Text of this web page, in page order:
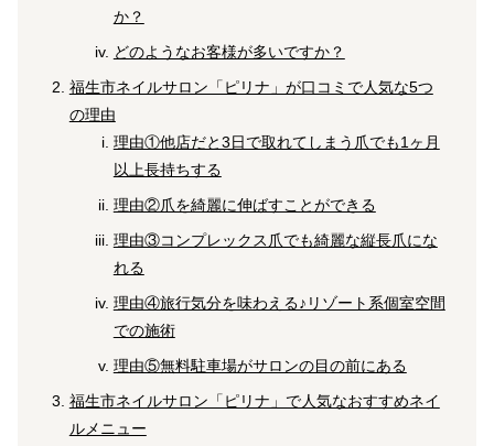
か？
どのようなお客様が多いですか？
福生市ネイルサロン「ピリナ」が口コミで人気な5つ
の理由
理由①他店だと3日で取れてしまう爪でも1ヶ月
以上長持ちする
理由②爪を綺麗に伸ばすことができる
理由③コンプレックス爪でも綺麗な縦長爪にな
れる
理由④旅行気分を味わえる♪リゾート系個室空間
での施術
理由⑤無料駐車場がサロンの目の前にある
福生市ネイルサロン「ピリナ」で人気なおすすめネイ
ルメニュー